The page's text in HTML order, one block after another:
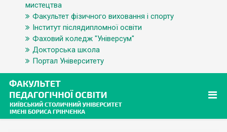
мистецтва
Факультет фізичного виховання і спорту
Інститут післядипломної освіти
Фаховий коледж "Універсум"
Докторська школа
Портал Університету